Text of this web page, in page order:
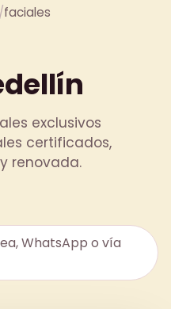
faciales
exclusivos
certificados,
renovada.
WhatsApp o vía